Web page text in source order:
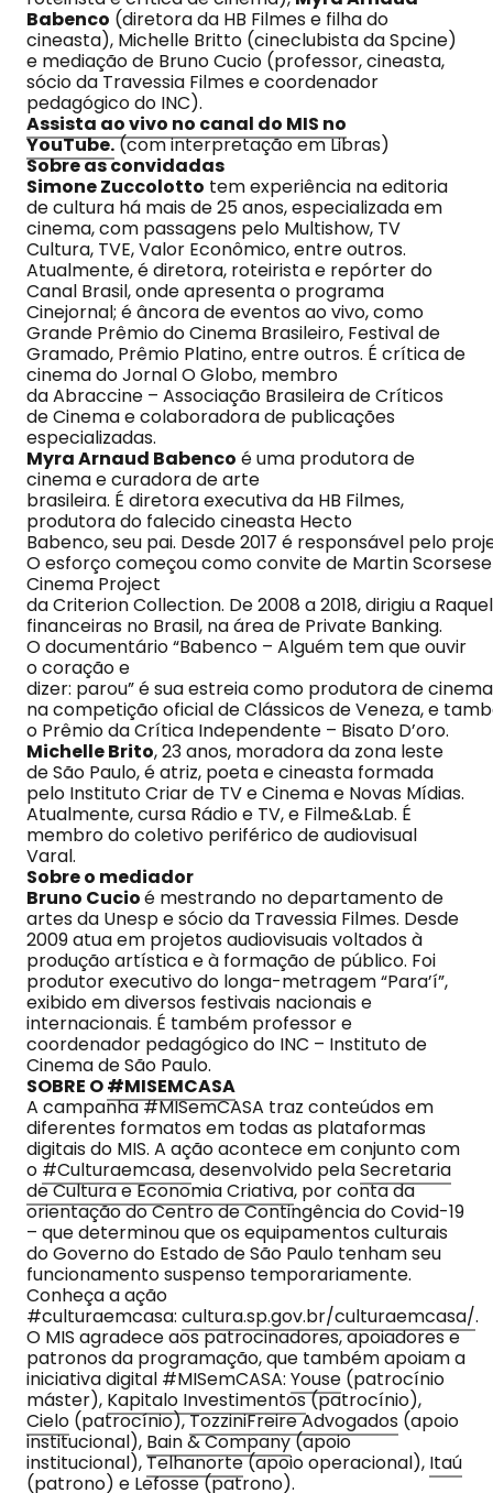
Babenco (diretora da HB Filmes e filha do
cineasta), Michelle Britto (cineclubista da Spcine)
e mediação de Bruno Cucio (professor, cineasta,
sócio da Travessia Filmes e coordenador
pedagógico do INC).
Assista ao vivo no canal do MIS no
YouTube.(com interpretação em Libras)
Sobre as convidadas
Simone Zuccolotto tem experiência na editoria
de cultura há mais de 25 anos, especializada em
cinema, com passagens pelo Multishow, TV
Cultura, TVE, Valor Econômico, entre outros.
Atualmente, é diretora, roteirista e repórter do
Canal Brasil, onde apresenta o programa
Cinejornal; é âncora de eventos ao vivo, como
Grande Prêmio do Cinema Brasileiro, Festival de
Gramado, Prêmio Platino, entre outros. É crítica de
cinema do Jornal O Globo, membro
da Abraccine – Associação Brasileira de Críticos
de Cinema e colaboradora de publicações
especializadas.
Myra Arnaud Babenco é uma produtora de
cinema e curadora de arte
brasileira. É diretora executiva da HB Filmes,
produtora do falecido cineasta Hecto
Babenco, seu pai. Desde 2017 é responsável pelo
O esforço começou como convite de Martin
Cinema Project
da Criterion Collection. De 2008 a 2018, dirigiu a
financeiras no Brasil, na área de Private Banking.
O documentário “Babenco – Alguém tem que ouvir
o coração e
dizer: parou” é sua estreia como produtora de
na competição oficial de Clássicos de Veneza, e
o Prêmio da Crítica Independente – Bisato D’oro.
Michelle Brito, 23 anos, moradora da zona leste
de São Paulo, é atriz, poeta e cineasta formada
pelo Instituto Criar de TV e Cinema e Novas Mídias.
Atualmente, cursa Rádio e TV, e Filme&Lab. É
membro do coletivo periférico de audiovisual
Varal.
Sobre o mediador
Bruno Cucioé mestrando no departamento de
artes da Unesp e sócio da Travessia Filmes. Desde
2009 atua em projetos audiovisuais voltados à
produção artística e à formação de público. Foi
produtor executivo do longa-metragem “Para’í”,
exibido em diversos festivais nacionais e
internacionais. É também professor e
coordenador pedagógico do INC – Instituto de
Cinema de São Paulo.
SOBRE O#MISEMCASA
A campanha #MISemCASA traz conteúdos em
diferentes formatos em todas as plataformas
digitais do MIS. A ação acontece em conjunto com
o #Culturaemcasa, desenvolvido pelaSecretaria
de Cultura e Economia Criativa, por conta da
orientação do Centro de Contingência do Covid-19
– que determinou que os equipamentos culturais
do Governo do Estado de São Paulo tenham seu
funcionamento suspenso temporariamente.
Conheça a ação
#culturaemcasa: cultura.sp.gov.br/culturaemcasa/.
O MIS agradece aos patrocinadores, apoiadores e
patronos da programação, que também apoiam a
iniciativa digital #MISemCASA: Youse (patrocínio
máster), Kapitalo Investimentos(patrocínio),
Cielo (patrocínio),TozziniFreire Advogados (apoio
institucional), Bain & Company(apoio
institucional),Telhanorte(apoio operacional), Itaú
(patrono) e Lefosse(patrono).